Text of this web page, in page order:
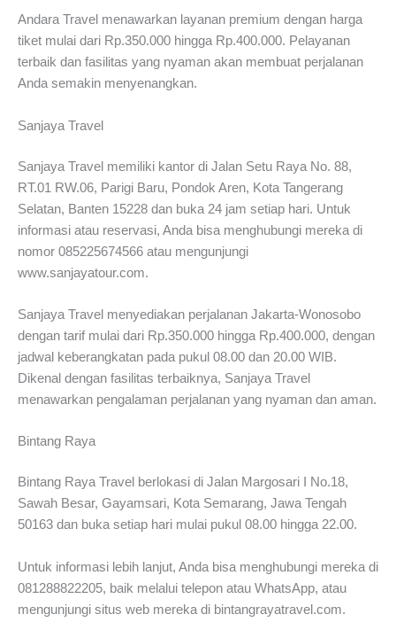
Andara Travel menawarkan layanan premium dengan harga
tiket mulai dari Rp.350.000 hingga Rp.400.000. Pelayanan
terbaik dan fasilitas yang nyaman akan membuat perjalanan
Anda semakin menyenangkan.
Sanjaya Travel
Sanjaya Travel memiliki kantor di Jalan Setu Raya No. 88,
RT.01 RW.06, Parigi Baru, Pondok Aren, Kota Tangerang
Selatan, Banten 15228 dan buka 24 jam setiap hari. Untuk
informasi atau reservasi, Anda bisa menghubungi mereka di
nomor 085225674566 atau mengunjungi
www.sanjayatour.com.
Sanjaya Travel menyediakan perjalanan Jakarta-Wonosobo
dengan tarif mulai dari Rp.350.000 hingga Rp.400.000, dengan
jadwal keberangkatan pada pukul 08.00 dan 20.00 WIB.
Dikenal dengan fasilitas terbaiknya, Sanjaya Travel
menawarkan pengalaman perjalanan yang nyaman dan aman.
Bintang Raya
Bintang Raya Travel berlokasi di Jalan Margosari I No.18,
Sawah Besar, Gayamsari, Kota Semarang, Jawa Tengah
50163 dan buka setiap hari mulai pukul 08.00 hingga 22.00.
Untuk informasi lebih lanjut, Anda bisa menghubungi mereka di
081288822205, baik melalui telepon atau WhatsApp, atau
mengunjungi situs web mereka di bintangrayatravel.com.